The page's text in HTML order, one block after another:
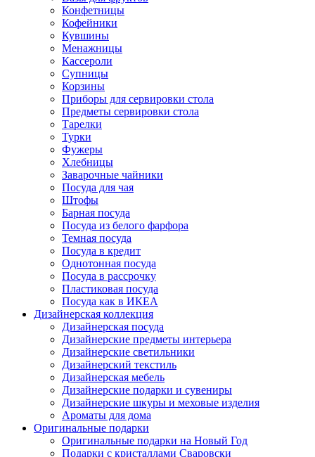
Конфетницы
Кофейники
Кувшины
Менажницы
Кассероли
Супницы
Корзины
Приборы для сервировки стола
Предметы сервировки стола
Тарелки
Турки
Фужеры
Хлебницы
Заварочные чайники
Посуда для чая
Штофы
Барная посуда
Посуда из белого фарфора
Темная посуда
Посуда в кредит
Однотонная посуда
Посуда в рассрочку
Пластиковая посуда
Посуда как в ИКЕА
Дизайнерская коллекция
Дизайнерская посуда
Дизайнерские предметы интерьера
Дизайнерские светильники
Дизайнерский текстиль
Дизайнерская мебель
Дизайнерские подарки и сувениры
Дизайнерские шкуры и меховые изделия
Ароматы для дома
Оригинальные подарки
Оригинальные подарки на Новый Год
Подарки с кристаллами Сваровски